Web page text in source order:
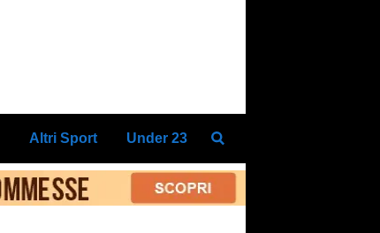
Altri Sport Under 23